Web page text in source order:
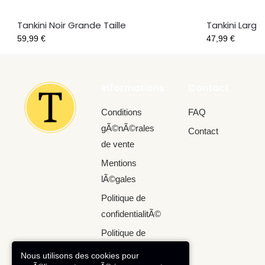
Tankini Noir Grande Taille
59,99 €
Tankini
47,99 €
Conditions
gÃ©nÃ©rales
de vente
Mentions
lÃ©gales
Politique de
confidentialitÃ©
Politique de
FAQ
Contact
Nous utilisons des cookies pour